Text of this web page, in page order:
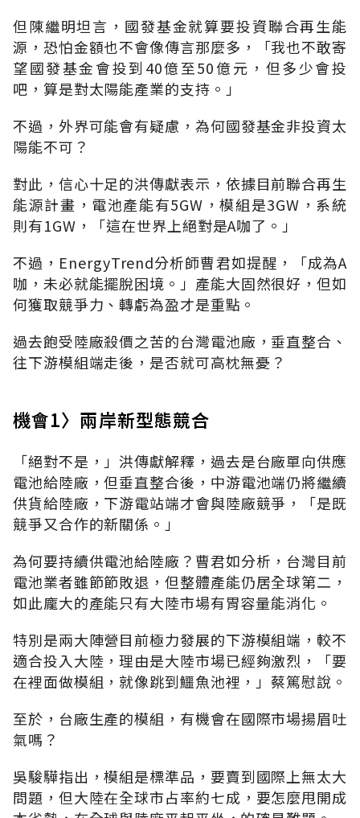
但陳繼明坦言，國發基金就算要投資聯合再生能
源，恐怕金額也不會像傳言那麼多，「我也不敢寄
望國發基金會投到40億至50億元，但多少會投
吧，算是對太陽能產業的支持。」
不過，外界可能會有疑慮，為何國發基金非投資太
陽能不可？
對此，信心十足的洪傳獻表示，依據目前聯合再生
能源計畫，電池產能有5GW，模組是3GW，系統
則有1GW，「這在世界上絕對是A咖了。」
不過，EnergyTrend分析師曹君如提醒，「成為A
咖，未必就能擺脫困境。」產能大固然很好，但如
何獲取競爭力、轉虧為盈才是重點。
過去飽受陸廠殺價之苦的台灣電池廠，垂直整合、
往下游模組端走後，是否就可高枕無憂？
機會1〉兩岸新型態競合
「絕對不是，」洪傳獻解釋，過去是台廠單向供應
電池給陸廠，但垂直整合後，中游電池端仍將繼續
供貨給陸廠，下游電站端才會與陸廠競爭，「是既
競爭又合作的新關係。」
為何要持續供電池給陸廠？曹君如分析，台灣目前
電池業者雖節節敗退，但整體產能仍居全球第二，
如此龐大的產能只有大陸市場有胃容量能消化。
特別是兩大陣營目前極力發展的下游模組端，較不
適合投入大陸，理由是大陸市場已經夠激烈，「要
在裡面做模組，就像跳到鱷魚池裡，」蔡篤慰說。
至於，台廠生產的模組，有機會在國際市場揚眉吐
氣嗎？
吳駿驊指出，模組是標準品，要賣到國際上無太大
問題，但大陸在全球市占率約七成，要怎麼甩開成